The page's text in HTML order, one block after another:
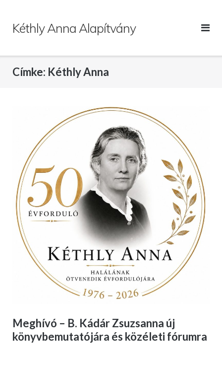
contentKéthly Anna Alapítvány
Címke: Kéthly Anna
Meghívó – B. Kádár Zsuzsanna új
könyvbemutatójára és közéleti fórumra